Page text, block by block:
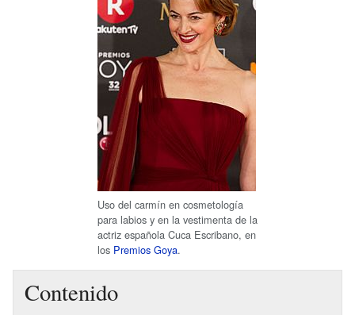
Uso del carmín en cosmetología
para labios y en la vestimenta de la
actriz española Cuca Escribano, en
los Premios Goya.
Contenido